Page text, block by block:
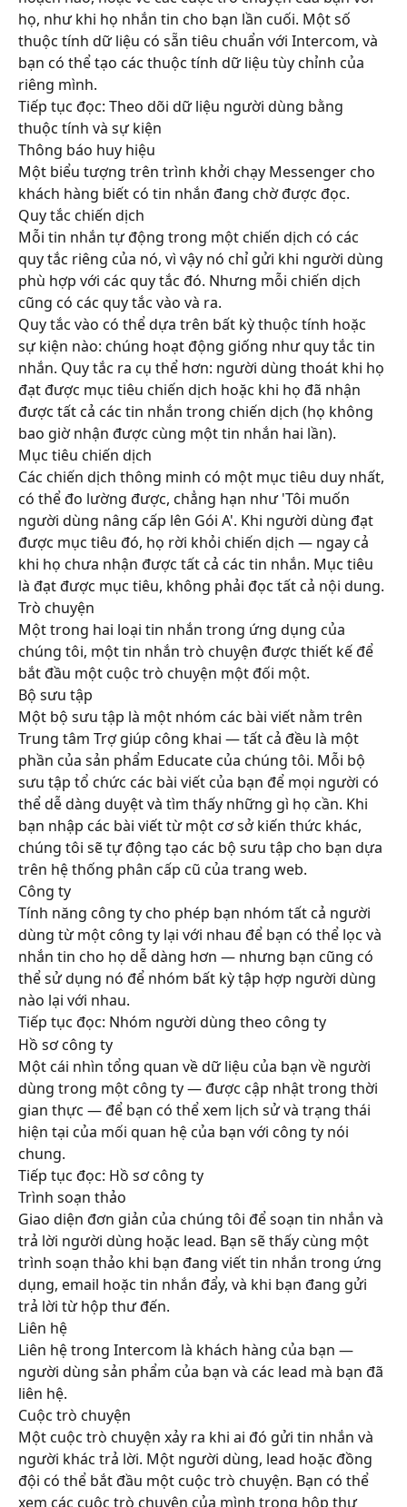
họ, như khi họ nhắn tin cho bạn lần cuối. Một số
thuộc tính dữ liệu có sẵn tiêu chuẩn với Intercom, và
bạn có thể tạo các thuộc tính dữ liệu tùy chỉnh của
riêng mình.
Tiếp tục đọc: Theo dõi dữ liệu người dùng bằng
thuộc tính và sự kiện
Thông báo huy hiệu
Một biểu tượng trên trình khởi chạy Messenger cho
khách hàng biết có tin nhắn đang chờ được đọc.
Quy tắc chiến dịch
Mỗi tin nhắn tự động trong một chiến dịch có các
quy tắc riêng của nó, vì vậy nó chỉ gửi khi người dùng
phù hợp với các quy tắc đó. Nhưng mỗi chiến dịch
cũng có các quy tắc vào và ra.
Quy tắc vào có thể dựa trên bất kỳ thuộc tính hoặc
sự kiện nào: chúng hoạt động giống như quy tắc tin
nhắn. Quy tắc ra cụ thể hơn: người dùng thoát khi họ
đạt được mục tiêu chiến dịch hoặc khi họ đã nhận
được tất cả các tin nhắn trong chiến dịch (họ không
bao giờ nhận được cùng một tin nhắn hai lần).
Mục tiêu chiến dịch
Các chiến dịch thông minh có một mục tiêu duy nhất,
có thể đo lường được, chẳng hạn như 'Tôi muốn
người dùng nâng cấp lên Gói A'. Khi người dùng đạt
được mục tiêu đó, họ rời khỏi chiến dịch — ngay cả
khi họ chưa nhận được tất cả các tin nhắn. Mục tiêu
là đạt được mục tiêu, không phải đọc tất cả nội dung.
Trò chuyện
Một trong hai loại tin nhắn trong ứng dụng của
chúng tôi, một tin nhắn trò chuyện được thiết kế để
bắt đầu một cuộc trò chuyện một đối một.
Bộ sưu tập
Một bộ sưu tập là một nhóm các bài viết nằm trên
Trung tâm Trợ giúp công khai — tất cả đều là một
phần của sản phẩm Educate của chúng tôi. Mỗi bộ
sưu tập tổ chức các bài viết của bạn để mọi người có
thể dễ dàng duyệt và tìm thấy những gì họ cần. Khi
bạn nhập các bài viết từ một cơ sở kiến thức khác,
chúng tôi sẽ tự động tạo các bộ sưu tập cho bạn dựa
trên hệ thống phân cấp cũ của trang web.
Công ty
Tính năng công ty cho phép bạn nhóm tất cả người
dùng từ một công ty lại với nhau để bạn có thể lọc và
nhắn tin cho họ dễ dàng hơn — nhưng bạn cũng có
thể sử dụng nó để nhóm bất kỳ tập hợp người dùng
nào lại với nhau.
Tiếp tục đọc: Nhóm người dùng theo công ty
Hồ sơ công ty
Một cái nhìn tổng quan về dữ liệu của bạn về người
dùng trong một công ty — được cập nhật trong thời
gian thực — để bạn có thể xem lịch sử và trạng thái
hiện tại của mối quan hệ của bạn với công ty nói
chung.
Tiếp tục đọc: Hồ sơ công ty
Trình soạn thảo
Giao diện đơn giản của chúng tôi để soạn tin nhắn và
trả lời người dùng hoặc lead. Bạn sẽ thấy cùng một
trình soạn thảo khi bạn đang viết tin nhắn trong ứng
dụng, email hoặc tin nhắn đẩy, và khi bạn đang gửi
trả lời từ hộp thư đến.
Liên hệ
Liên hệ trong Intercom là khách hàng của bạn —
người dùng sản phẩm của bạn và các lead mà bạn đã
liên hệ.
Cuộc trò chuyện
Một cuộc trò chuyện xảy ra khi ai đó gửi tin nhắn và
người khác trả lời. Một người dùng, lead hoặc đồng
đội có thể bắt đầu một cuộc trò chuyện. Bạn có thể
xem các cuộc trò chuyện của mình trong hộp thư